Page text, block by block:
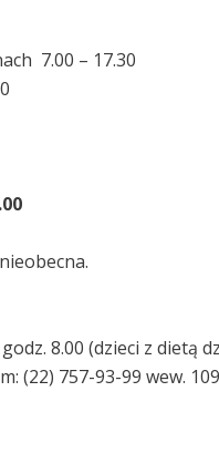
7.00 – 17.30
8.00 (dzieci z dietą
(22) 757-93-99 wew.